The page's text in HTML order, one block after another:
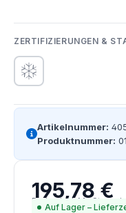
ZERTIFIZIERUNGEN &
Artikelnummer:
Produktnummer:
Regulärer Preis:
195,78 €
Preise inkl. MwSt. zzgl.
Auf Lager –